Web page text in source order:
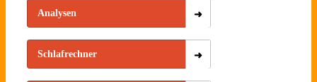
Analysen
Schlafrechner